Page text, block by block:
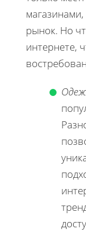
рынок. Но
интернете,